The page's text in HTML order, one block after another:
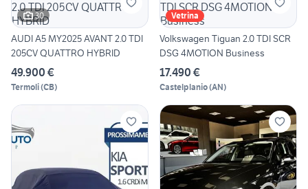
30
AUDI A5 MY2025 AVANT 2.0 TDI
205CV QUATTRO HYBRID
49.900 €
Termoli(CB)
Vetrina
Volkswagen Tiguan 2.0 TDI SCR
DSG 4MOTION Business
17.490 €
Castelplanio(AN)